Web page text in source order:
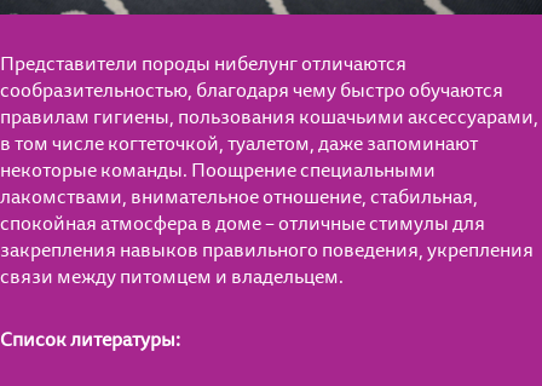
Представители породы нибелунг отличаются
сообразительностью, благодаря чему быстро обучаются
правилам гигиены, пользования кошачьими аксессуарами,
в том числе когтеточкой, туалетом, даже запоминают
некоторые команды. Поощрение специальными
лакомствами, внимательное отношение, стабильная,
спокойная атмосфера в доме – отличные стимулы для
закрепления навыков правильного поведения, укрепления
связи между питомцем и владельцем.
Список литературы: